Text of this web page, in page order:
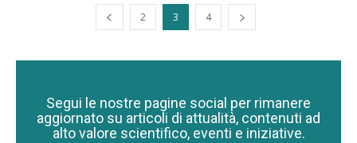
2 3 4
Segui le nostre pagine social per rimanere
aggiornato su articoli di attualità, contenuti ad
alto valore scientifico, eventi e iniziative.